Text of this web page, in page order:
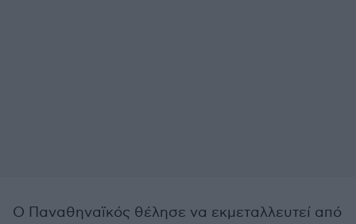
Ο Παναθηναϊκός θέλησε να εκμεταλλευτεί από